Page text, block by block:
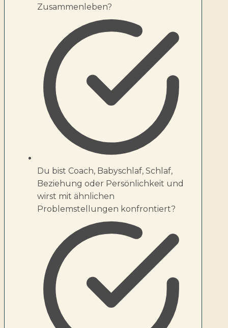
Zusammenleben?
Du bist Coach, Babyschlaf, Schlaf,
Beziehung oder Persönlichkeit und
wirst mit ähnlichen
Problemstellungen konfrontiert?